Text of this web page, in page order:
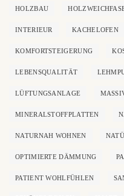
HOLZBAU
INTERIEUR KACHELOFEN
KOMFORTSTEIGERUNG
LEBENSQUALITÄT
LÜFTUNGSANLAGE
MINERALSTOFFPLATTEN
NATURNAH WOHNEN
OPTIMIERTE DÄMMUNG
PATIENT WOHLFÜHLEN